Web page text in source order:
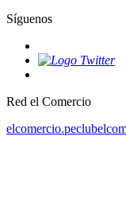
Síguenos
Red el Comercio
elcomercio.pe